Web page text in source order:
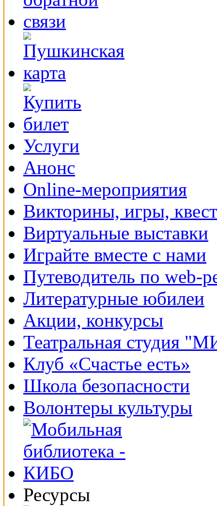
Услуги
Анонс
Online-мероприятия
Викторины, игры,
Виртуальные выставки
Играйте вместе с нами
Путеводитель по web-
Литературные юбилеи
Акции, конкурсы
Театральная студия
Клуб «Счастье есть»
Школа безопасности
Волонтеры культуры
Ресурсы